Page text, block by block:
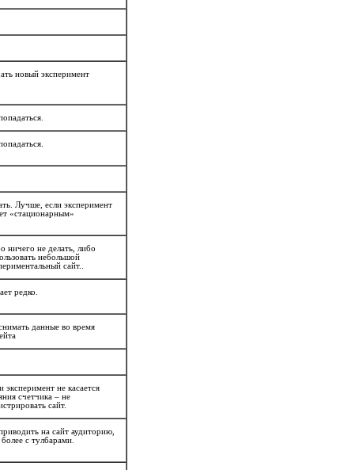
новый эксперимент
Лучше, если эксперимент
«стационарным»
ничего не делать, либо
небольшой
сайт..
редко.
данные во время
эксперимент не касается
счетчика – не
сайт.
на сайт аудиторию,
с тулбарами.